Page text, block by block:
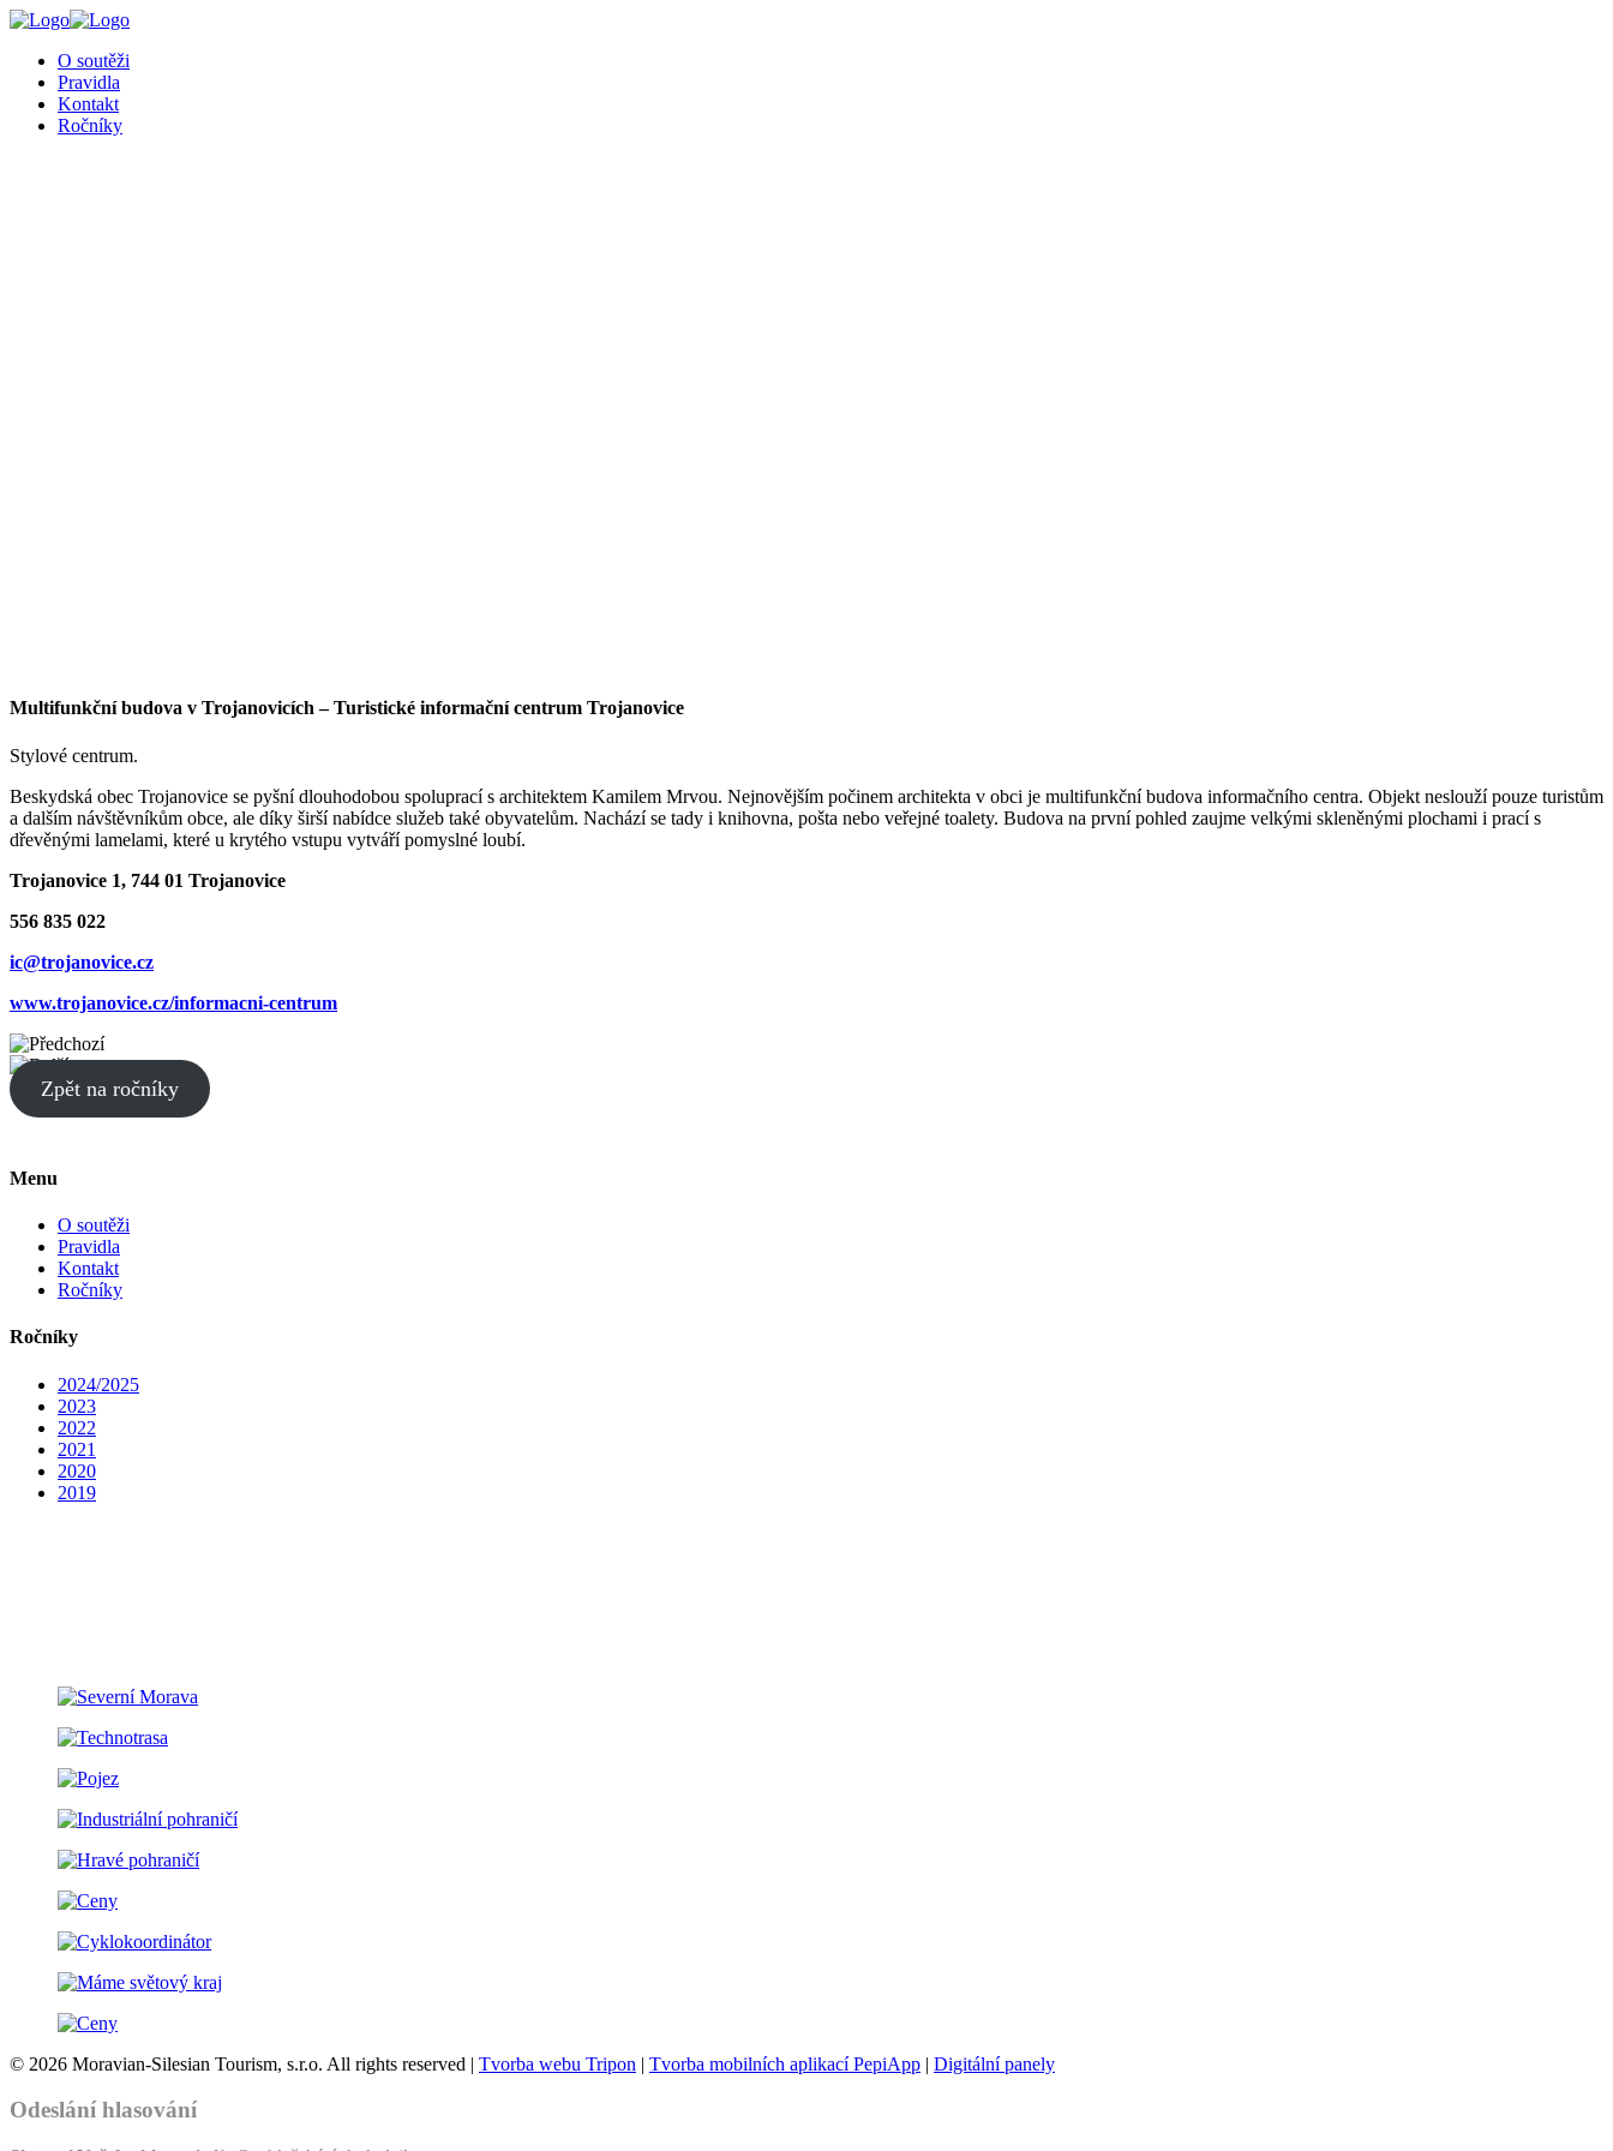
O soutěži
Pravidla
Kontakt
Ročníky
Multifunkční budova v Trojanovicích – Turistické informační centrum Trojanovice
Stylové centrum.
Beskydská obec Trojanovice se pyšní dlouhodobou spoluprací s architektem Kamilem Mrvou. Nejnovějším počinem architekta v obci je multifunkční budova informačního centra. Objekt neslouží pouze turistům
a dalším návštěvníkům obce, ale díky širší nabídce služeb také obyvatelům. Nachází se tady i knihovna, pošta nebo veřejné toalety. Budova na první pohled zaujme velkými skleněnými plochami i prací s
dřevěnými lamelami, které u krytého vstupu vytváří pomyslné loubí.
Trojanovice 1, 744 01 Trojanovice
556 835 022
ic@trojanovice.cz
www.trojanovice.cz/informacni-centrum
Zpět na ročníky
Menu
O soutěži
Pravidla
Kontakt
Ročníky
Ročníky
2024/2025
2023
2022
2021
2020
2019
© 2026 Moravian-Silesian Tourism, s.r.o. All rights reserved | Tvorba webu Tripon | Tvorba mobilních aplikací PepiApp | Digitální panely
Odeslání hlasování